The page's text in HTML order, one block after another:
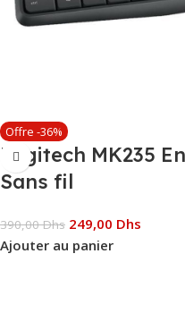
Offre -36%
Logitech MK235
Sans fil
390,00Dhs 249,00 Dhs
Ajouter au panier